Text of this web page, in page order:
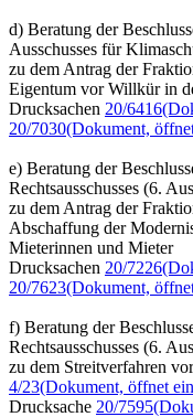
d) Beratung der
Ausschusses für
zu dem Antrag der
Eigentum vor Willkür in
Drucksachen 20/6416
20/7030(Dokument,
e) Beratung der
Rechtsausschusses (6.
zu dem Antrag der
Abschaffung der
Mieterinnen und Mieter
Drucksachen 20/7226
20/7623(Dokument,
f) Beratung der
Rechtsausschusses (6.
zu dem Streitverfahren
4/23(Dokument, öffnet
Drucksache 20/7595